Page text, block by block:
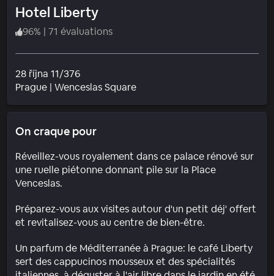
Hotel Liberty
96% | 71 évaluations
28 října 11/376
Prague | Wenceslas SquareQuartier
On craque pour
Réveillez-vous royalement dans ce palace rénové sur
une ruelle piétonne donnant pile sur la Place
Venceslas.
Préparez-vous aux visites autour d'un petit déj' offert
et revitalisez-vous au centre de bien-être.
Un parfum de Méditerranée à Prague: le café Liberty
sert des cappucinos mousseux et des spécialités